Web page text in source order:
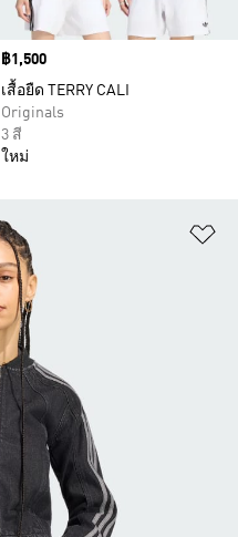
Price
฿1,500
เสื้อยืด TERRY CALI
Originals
3 สี
ใหม่